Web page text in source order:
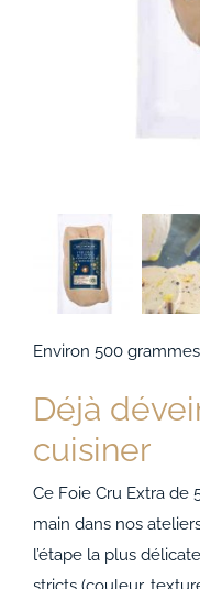
Environ 500 grammes
Déjà
cuisiner
Ce Foie Cru Extra de
main dans nos
l’étape la plus